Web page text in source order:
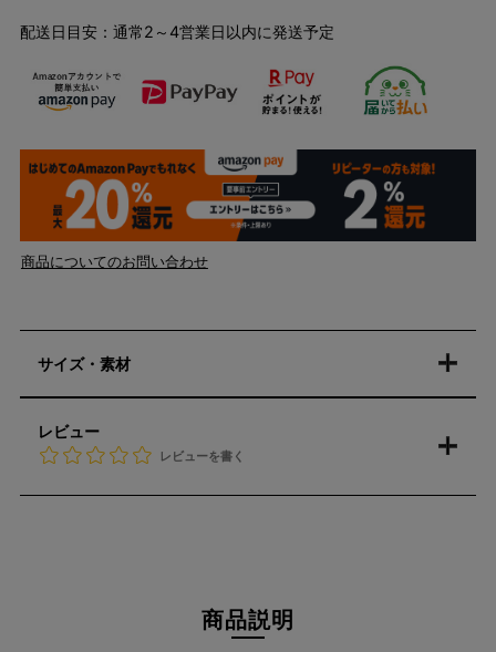
配送日目安：通常2～4営業日以内に発送予定
商品についてのお問い合わせ
サイズ・素材
レビュー
レビューを書く
商品説明